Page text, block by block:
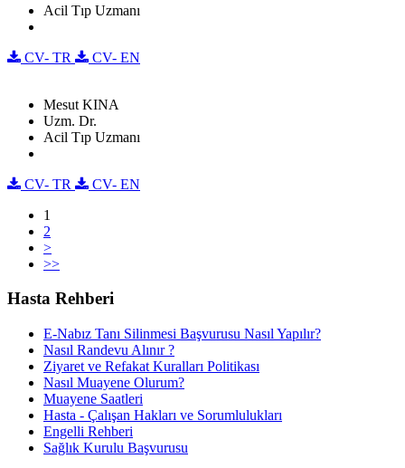
Acil Tıp Uzmanı
CV- TR CV- EN
Mesut KINA
Uzm. Dr.
Acil Tıp Uzmanı
CV- TR
CV- EN
1
2
>
>>
Hasta Rehberi
E-Nabız Tanı Silinmesi Başvurusu Nasıl Yapılır?
Nasıl Randevu Alınır ?
Ziyaret ve Refakat Kuralları Politikası
Nasıl Muayene Olurum?
Muayene Saatleri
Hasta - Çalışan Hakları ve Sorumlulukları
Engelli Rehberi
Sağlık Kurulu Başvurusu